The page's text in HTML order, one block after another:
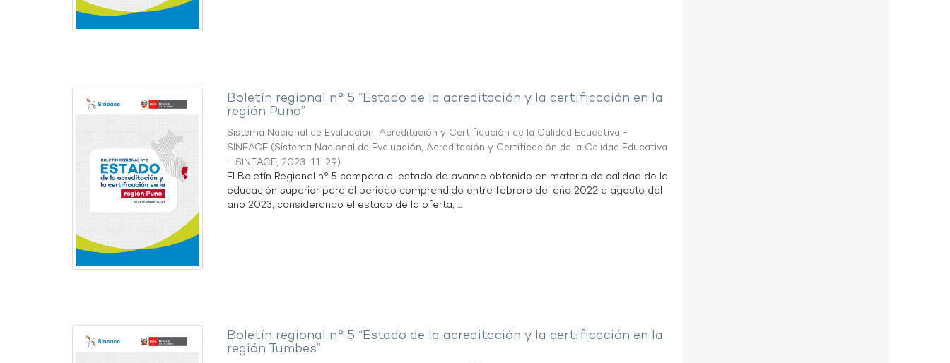
Boletín regional n° 5 “Estado de la acreditación y la certificación en la
región Puno”
Sistema Nacional de Evaluación, Acreditación y Certificación de la Calidad Educativa -
SINEACE (Sistema Nacional de Evaluación, Acreditación y Certificación de la Calidad Educativa
- SINEACE, 2023-11-29)
El Boletín Regional n° 5 compara el estado de avance obtenido en materia de calidad de la
educación superior para el periodo comprendido entre febrero del año 2022 a agosto del
año 2023, considerando el estado de la oferta, ...
Boletín regional n° 5 “Estado de la acreditación y la certificación en la
región Tumbes”